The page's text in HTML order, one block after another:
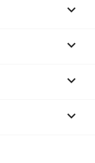


keyboard_arrow_down
